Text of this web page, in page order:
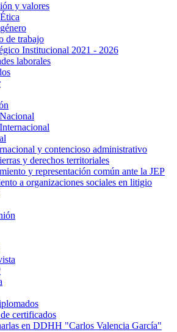
y valores
de trabajo
Institucional 2021 - 2026
laborales
y contencioso administrativo
y derechos territoriales
y representación común ante la JEP
a organizaciones sociales en litigio
certificados
en DDHH "Carlos Valencia García"